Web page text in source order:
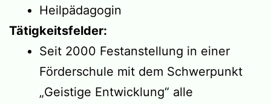
Heilpädagogin
Tätigkeitsfelder:
Seit 2000 Festanstellung in einer
Förderschule mit dem Schwerpunkt
„Geistige Entwicklung“ alle